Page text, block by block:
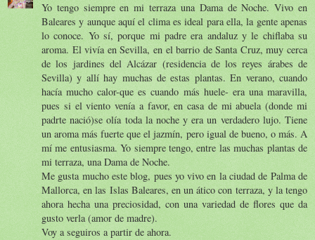
Yo tengo siempre en mi terraza una Dama de Noche. Vivo en
Baleares y aunque aquí el clima es ideal para ella, la gente apenas
lo conoce. Yo sí, porque mi padre era andaluz y le chiflaba su
aroma. El vivía en Sevilla, en el barrio de Santa Cruz, muy cerca
de los jardines del Alcázar (residencia de los reyes árabes de
Sevilla) y allí hay muchas de estas plantas. En verano, cuando
hacía mucho calor-que es cuando más huele- era una maravilla,
pues si el viento venía a favor, en casa de mi abuela (donde mi
padrte nació)se olía toda la noche y era un verdadero lujo. Tiene
un aroma más fuerte que el jazmín, pero igual de bueno, o más. A
mí me entusiasma. Yo siempre tengo, entre las muchas plantas de
mi terraza, una Dama de Noche.
Me gusta mucho este blog, pues yo vivo en la ciudad de Palma de
Mallorca, en las Islas Baleares, en un ático con terraza, y la tengo
ahora hecha una preciosidad, con una variedad de flores que da
gusto verla (amor de madre).
Voy a seguiros a partir de ahora.